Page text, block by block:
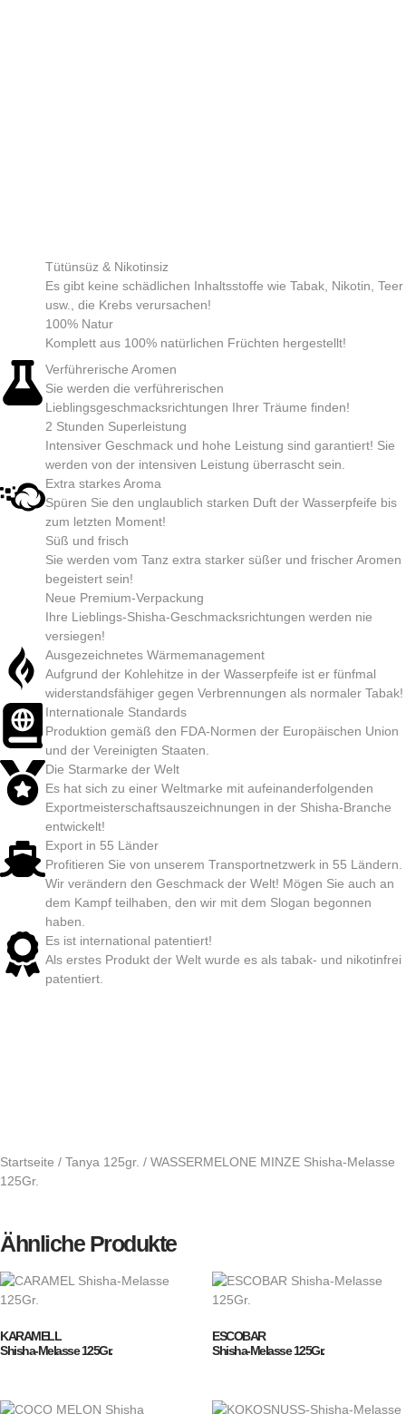
Tütünsüz & Nikotinsiz
Es gibt keine schädlichen Inhaltsstoffe wie Tabak, Nikotin, Teer
usw., die Krebs verursachen!
100% Natur
Komplett aus 100% natürlichen Früchten hergestellt!
Verführerische Aromen
Sie werden die verführerischen
Lieblingsgeschmacksrichtungen Ihrer Träume finden!
2 Stunden Superleistung
Intensiver Geschmack und hohe Leistung sind garantiert! Sie
werden von der intensiven Leistung überrascht sein.
Extra starkes Aroma
Spüren Sie den unglaublich starken Duft der Wasserpfeife bis
zum letzten Moment!
Süß und frisch
Sie werden vom Tanz extra starker süßer und frischer Aromen
begeistert sein!
Neue Premium-Verpackung
Ihre Lieblings-Shisha-Geschmacksrichtungen werden nie
versiegen!
Ausgezeichnetes Wärmemanagement
Aufgrund der Kohlehitze in der Wasserpfeife ist er fünfmal
widerstandsfähiger gegen Verbrennungen als normaler Tabak!
Internationale Standards
Produktion gemäß den FDA-Normen der Europäischen Union
und der Vereinigten Staaten.
Die Starmarke der Welt
Es hat sich zu einer Weltmarke mit aufeinanderfolgenden
Exportmeisterschaftsauszeichnungen in der Shisha-Branche
entwickelt!
Export in 55 Länder
Profitieren Sie von unserem Transportnetzwerk in 55 Ländern.
Wir verändern den Geschmack der Welt! Mögen Sie auch an
dem Kampf teilhaben, den wir mit dem Slogan begonnen
haben.
Es ist international patentiert!
Als erstes Produkt der Welt wurde es als tabak- und nikotinfrei
patentiert.
Startseite / Tanya 125gr. / WASSERMELONE MINZE Shisha-Melasse
125Gr.
Ähnliche Produkte
KARAMELL
Shisha-Melasse 125Gr.
ESCOBAR
Shisha-Melasse 125Gr.